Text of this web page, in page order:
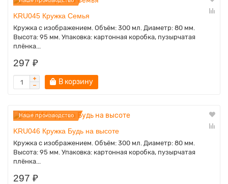
KRU045 Кружка Семья
Кружка с изображением. Объём: 300 мл. Диаметр: 80 мм.
Высота: 95 мм. Упаковка: картонная коробка, пузырчатая
плёнка...
297 ₽
В корзину
Наше производство
KRU046 Кружка Будь на высоте
Кружка с изображением. Объём: 300 мл. Диаметр: 80 мм.
Высота: 95 мм. Упаковка: картонная коробка, пузырчатая
плёнка...
297 ₽